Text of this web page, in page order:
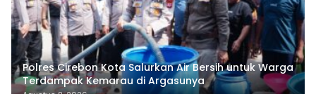
Polres Cirebon Kota Salurkan Air Bersih untuk Warga
Terdampak Kemarau di Argasunya